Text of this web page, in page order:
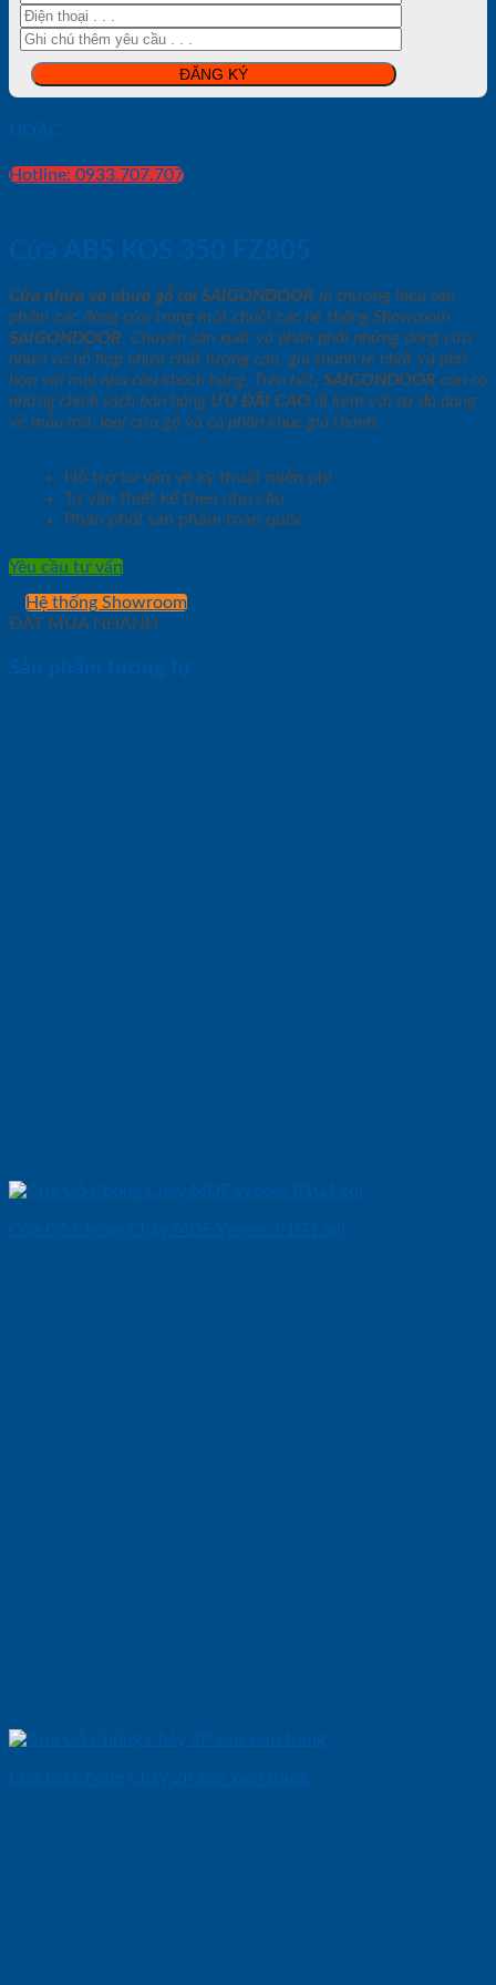
HOẶC
Hotline: 0933.707.707
Cửa ABS KOS 350 FZ805
Cửa nhựa và nhựa gỗ tại SAIGONDOOR là thương hiệu sản
phẩm các dòng cửa trong một chuỗi các hệ thống Showroom
SAIGONDOOR. Chuyên sản xuất và phân phối những dòng cửa
nhựa và hỗ hợp nhựa chất lượng cao, giá thành rẻ nhất và phù
hợp với mọi nhu cầu khách hàng. Trên hết, SAIGONDOOR còn có
những chính sách bán hàng ƯU ĐÃI CAO đi kèm với sự đa dạng
về mẫu mã, loại cửa gỗ và cả phân khúc giá thành.
Hỗ trợ tư vấn về kỹ thuật miễn phí
Tư vấn thiết kế theo nhu cầu
Phân phối sản phẩm toàn quốc
Yêu cầu tư vấn
Hệ thống Showroom
ĐẶT MUA NHANH
Sản phẩm tương tự
Cửa Gỗ Chống Cháy MDF Veneer P1G1 soi
Cửa Gỗ Chống Cháy 2P son xam trang